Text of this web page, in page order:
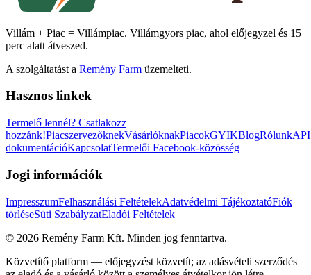
Villám + Piac = Villámpiac. Villámgyors piac, ahol előjegyzel és 15
perc alatt átveszed.
A szolgáltatást a Remény Farm üzemelteti.
Hasznos linkek
Termelő lennél? Csatlakozz
hozzánk!PiacszervezőknekVásárlóknakPiacokGYIKBlogRólunkAPI
dokumentációKapcsolatTermelői Facebook-közösség
Jogi információk
ImpresszumFelhasználási FeltételekAdatvédelmi TájékoztatóFiók
törléseSüti SzabályzatEladói Feltételek
© 2026 Remény Farm Kft. Minden jog fenntartva.
Közvetítő platform — előjegyzést közvetít; az adásvételi szerződés